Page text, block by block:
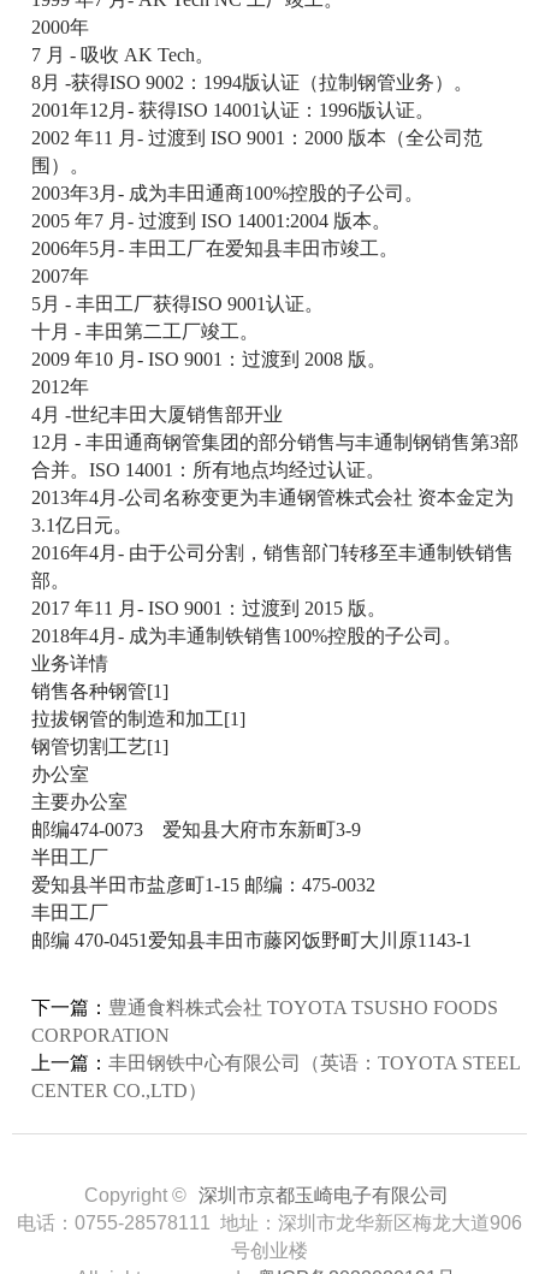
2000年
7 月 - 吸收 AK Tech。
8月 -获得ISO 9002：1994版认证（拉制钢管业务）。
2001年12月- 获得ISO 14001认证：1996版认证。
2002 年11 月- 过渡到 ISO 9001：2000 版本（全公司范
围）。
2003年3月- 成为丰田通商100%控股的子公司。
2005 年7 月- 过渡到 ISO 14001:2004 版本。
2006年5月- 丰田工厂在爱知县丰田市竣工。
2007年
5月 - 丰田工厂获得ISO 9001认证。
十月 - 丰田第二工厂竣工。
2009 年10 月- ISO 9001：过渡到 2008 版。
2012年
4月 -世纪丰田大厦销售部开业
12月 - 丰田通商钢管集团的部分销售与丰通制钢销售第3部
合并。ISO 14001：所有地点均经过认证。
2013年4月-公司名称变更为丰通钢管株式会社 资本金定为
3.1亿日元。
2016年4月- 由于公司分割，销售部门转移至丰通制铁销售
部。
2017 年11 月- ISO 9001：过渡到 2015 版。
2018年4月- 成为丰通制铁销售100%控股的子公司。
业务详情
销售各种钢管[1]
拉拔钢管的制造和加工[1]
钢管切割工艺[1]
办公室
主要办公室
邮编474-0073 爱知县大府市东新町3-9
半田工厂
爱知县半田市盐彦町1-15 邮编：475-0032
丰田工厂
邮编 470-0451爱知县丰田市藤冈饭野町大川原1143-1
下一篇： 豊通食料株式会社 TOYOTA TSUSHO FOODS
CORPORATION
上一篇： 丰田钢铁中心有限公司（英语：TOYOTA STEEL
CENTER CO.,LTD）
Copyright © 深圳市京都玉崎电子有限公司
电话：0755-28578111 地址：深圳市龙华新区梅龙大道906
号创业楼